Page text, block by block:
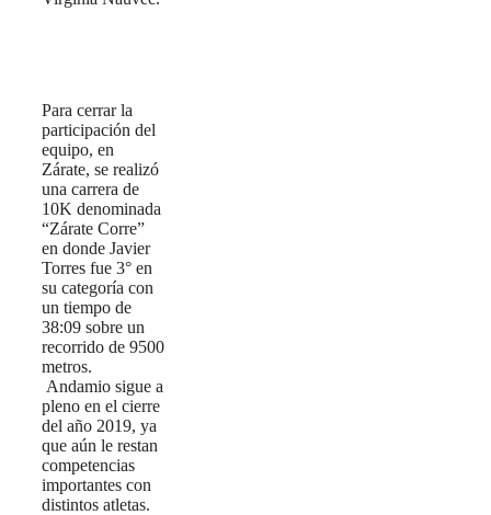
Para cerrar la
participación del
equipo, en
Zárate, se realizó
una carrera de
10K denominada
“Zárate Corre”
en donde Javier
Torres fue 3° en
su categoría con
un tiempo de
38:09 sobre un
recorrido de 9500
metros.
Andamio sigue a
pleno en el cierre
del año 2019, ya
que aún le restan
competencias
importantes con
distintos atletas.